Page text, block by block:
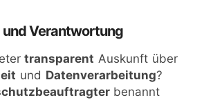
und Verantwortung
transparent Auskunft über
und Datenverarbeitung?
benannt